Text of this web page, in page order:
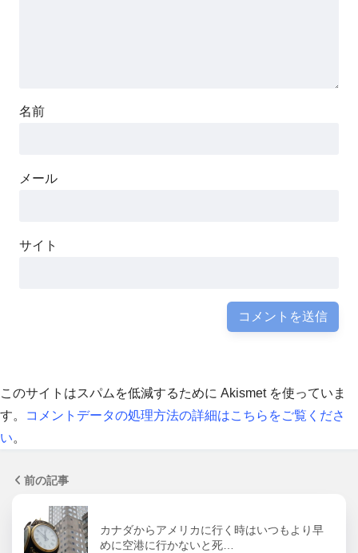
名前
メール
サイト
このサイトはスパムを低減するために Akismet を使っていま
す。
コメントデータの処理方法の詳細はこちらをご覧くださ
い。
前の記事
カナダからアメリカに行く時はいつもより早
めに空港に行かないと死…